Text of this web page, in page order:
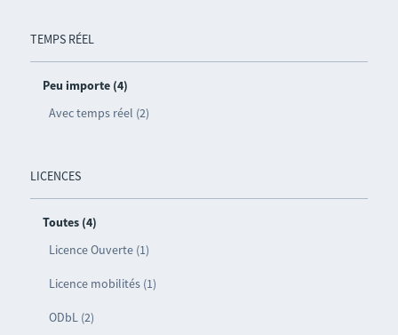
TEMPS RÉEL
Peu importe (4)
Avec temps réel (2)
LICENCES
Toutes (4)
Licence Ouverte (1)
Licence mobilités (1)
ODbL (2)